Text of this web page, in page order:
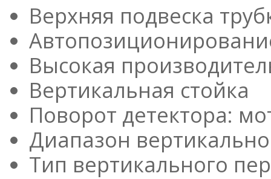
Верхняя подвеска
Высокая
Вертикальная стойка
Поворот детектора:
Диапазон
Тип вертикального